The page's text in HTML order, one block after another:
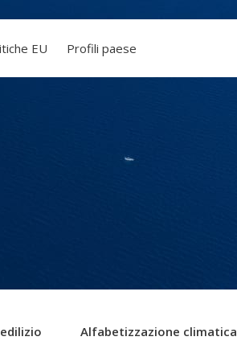
EU Profili paese
Alfabetizzazione climatica